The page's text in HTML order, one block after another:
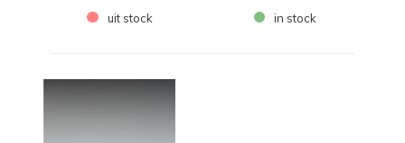
uit stock in stock